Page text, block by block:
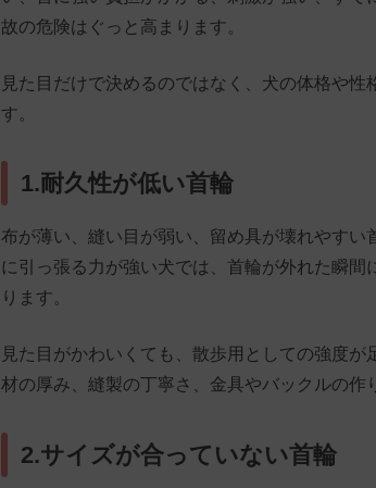
故の危険はぐっと高まります。
見た目だけで決めるのではなく、犬の体格や
す。
1.耐久性が低い首輪
布が薄い、縫い目が弱い、留め具が壊れやす
に引っ張る力が強い犬では、首輪が外れた瞬
ります。
見た目がかわいくても、散歩用としての強度
材の厚み、縫製の丁寧さ、金具やバックルの作
2.サイズが合っていない首輪